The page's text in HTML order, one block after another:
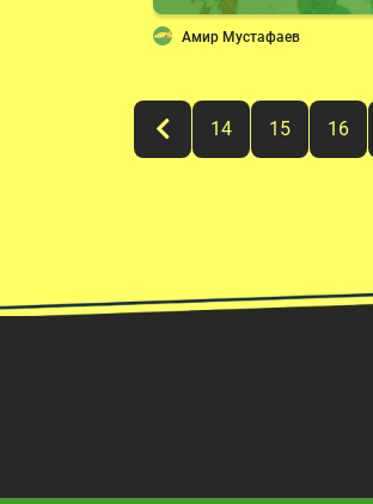
Амир Мустафаев
&larr;
14 15 16